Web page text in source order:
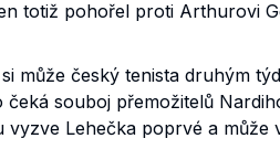
totiž pohořel proti Arthurovi
může český tenista druhým
čeká souboj přemožitelů
vyzve Lehečka poprvé a může